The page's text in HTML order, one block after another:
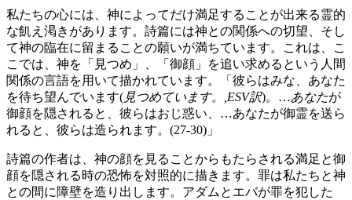
私たちの心には、神によってだけ満足することが出来る霊的
な飢え渇きがあります。詩篇には神との関係への切望、そし
て神の臨在に留まることの願いが満ちています。これは、こ
こでは、神を「見つめ」、「御顔」を追い求めるという人間
関係の言語を用いて描かれています。「彼らはみな、あなた
を待ち望んでいます( 見つめています。,ESV訳)。…あなたが
御顔を隠されると、彼らはおじ惑い、…あなたが御霊を送ら
れると、彼らは造られます。(27-30)」
詩篇の作者は、神の顔を見ることからもたらされる満足と御
顔を隠される時の恐怖を対照的に描きます。罪は私たちと神
との間に障壁を造り出します。アダムとエバが罪を犯した